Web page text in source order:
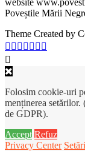
Poveștile Mării
Theme Created by
Folosim cookie-uri
menținerea
de GDPR).
Accept Refuz
Privacy Center Setări